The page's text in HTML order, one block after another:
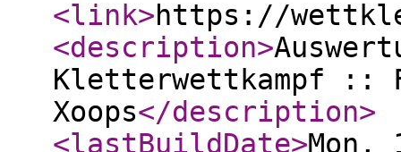
<link>https://
<description>
Kletterwettkampf ::
Xoops</description>
<lastBuildDate>Mon,